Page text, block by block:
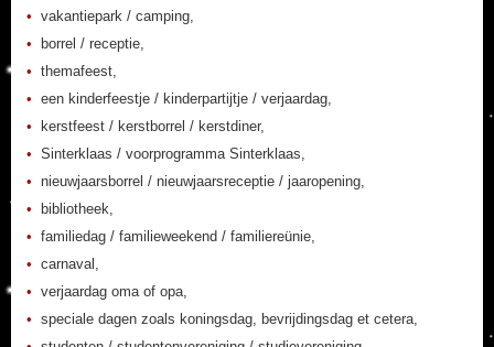
vakantiepark / camping,
borrel / receptie,
themafeest,
een kinderfeestje / kinderpartijtje / verjaardag,
kerstfeest / kerstborrel / kerstdiner,
Sinterklaas / voorprogramma Sinterklaas,
nieuwjaarsborrel / nieuwjaarsreceptie / jaaropening,
bibliotheek,
familiedag / familieweekend / familiereünie,
carnaval,
verjaardag oma of opa,
speciale dagen zoals koningsdag, bevrijdingsdag et cetera,